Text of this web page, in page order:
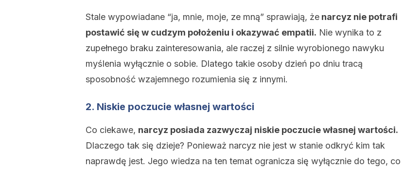
Stale wypowiadane “ja, mnie, moje, ze mną” sprawiają, że narcyz nie potrafi
postawić się w cudzym położeniu i okazywać empatii. Nie wynika to z
zupełnego braku zainteresowania, ale raczej z silnie wyrobionego nawyku
myślenia wyłącznie o sobie. Dlatego takie osoby dzień po dniu tracą
sposobność wzajemnego rozumienia się z innymi.
2. Niskie poczucie własnej wartości
Co ciekawe, narcyz posiada zazwyczaj niskie poczucie własnej wartości.
Dlaczego tak się dzieje? Ponieważ narcyz nie jest w stanie odkryć kim tak
naprawdę jest. Jego wiedza na ten temat ogranicza się wyłącznie do tego, co